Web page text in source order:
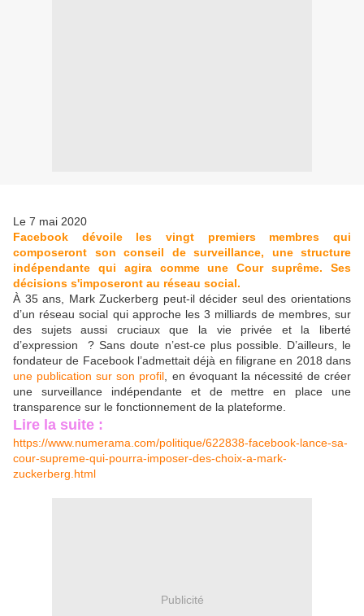
Le 7 mai 2020
Facebook dévoile les vingt premiers membres qui
composeront son conseil de surveillance, une structure
indépendante qui agira comme une Cour suprême. Ses
décisions s'imposeront au réseau social.
À 35 ans, Mark Zuckerberg peut-il décider seul des orientations
d’un réseau social qui approche les 3 milliards de membres, sur
des sujets aussi cruciaux que la vie privée et la liberté
d’expression ? Sans doute n’est-ce plus possible. D’ailleurs, le
fondateur de Facebook l’admettait déjà en filigrane en 2018 dans
une publication sur son profil , en évoquant la nécessité de créer
une surveillance indépendante et de mettre en place une
transparence sur le fonctionnement de la plateforme.
Lire la suite :
https://www.numerama.com/politique/622838-facebook-lance-sa-
cour-supreme-qui-pourra-imposer-des-choix-a-mark-
zuckerberg.html
Publicité